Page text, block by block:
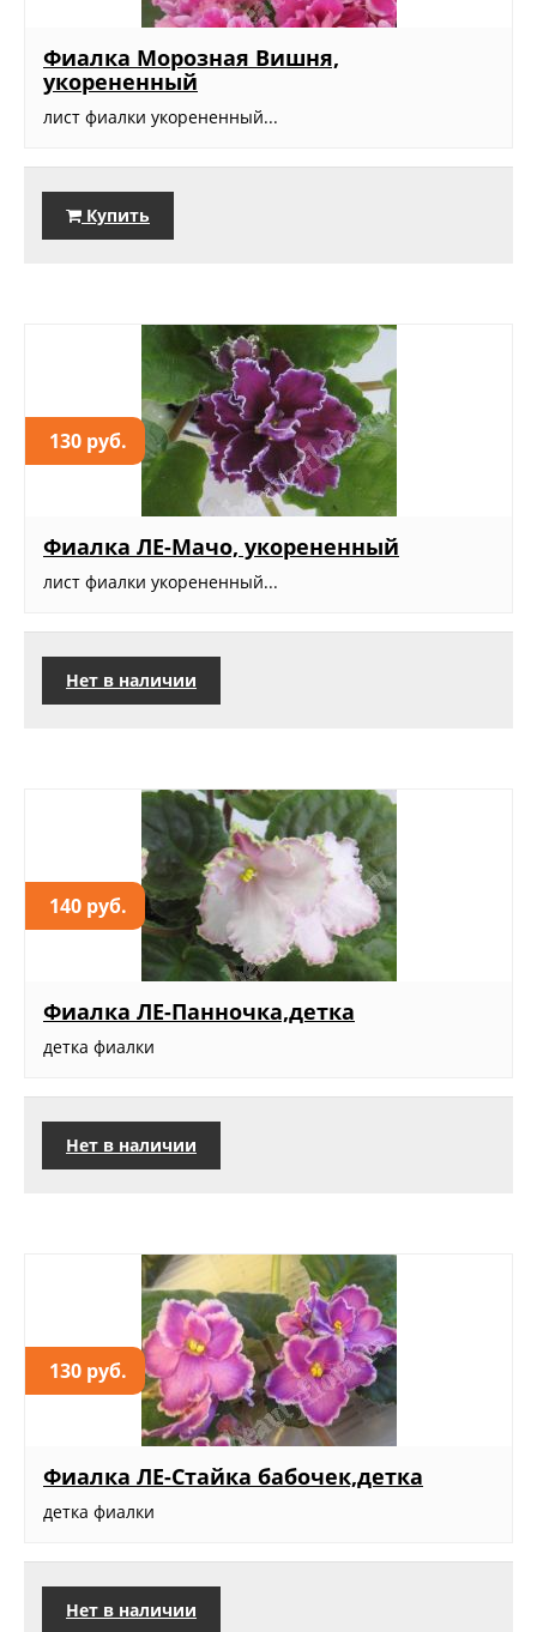
Фиалка Морозная Вишня,
укорененный
лист фиалки укорененный...
Купить
130 руб.
Фиалка ЛЕ-Мачо, укорененный
лист фиалки укорененный...
Нет в наличии
140 руб.
Фиалка ЛЕ-Панночка,детка
детка фиалки
Нет в наличии
130 руб.
Фиалка ЛЕ-Стайка бабочек,детка
детка фиалки
Нет в наличии